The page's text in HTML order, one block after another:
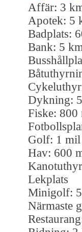
Affär: 3
Apotek: 5
Badplats:
Bank: 5
Dykning:
Fiske: 800
Golf: 1 mil
Hav: 600
Lekplats
Minigolf:
Närmaste